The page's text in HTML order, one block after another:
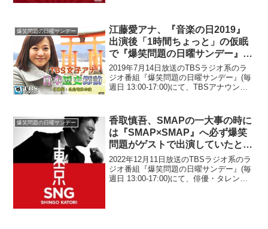
爆笑問題の日曜サンデー
江藤愛アナ、『音楽の日2019』
出演後「1時間ちょっと」の仮眠
で『爆笑問題の日曜サンデー』に
生出演
2019年7月14日放送のTBSラジオ系のラ
ジオ番組『爆笑問題の日曜サンデー』(毎
週日 13:00-17:00)にて、TBSアナウンサ
題の日曜サンデー』に生出演して...
爆笑問題の日曜サンデー
香取慎吾、SMAPの一大事の時に
は『SMAP×SMAP』へ必ず爆笑
問題がゲストで出演していたとい
うことに「本当にそうなの(笑)」
2022年12月11日放送のTBSラジオ系のラ
ジオ番組『爆笑問題の日曜サンデー』(毎
週日 13:00-17:00)にて、俳優・タレント